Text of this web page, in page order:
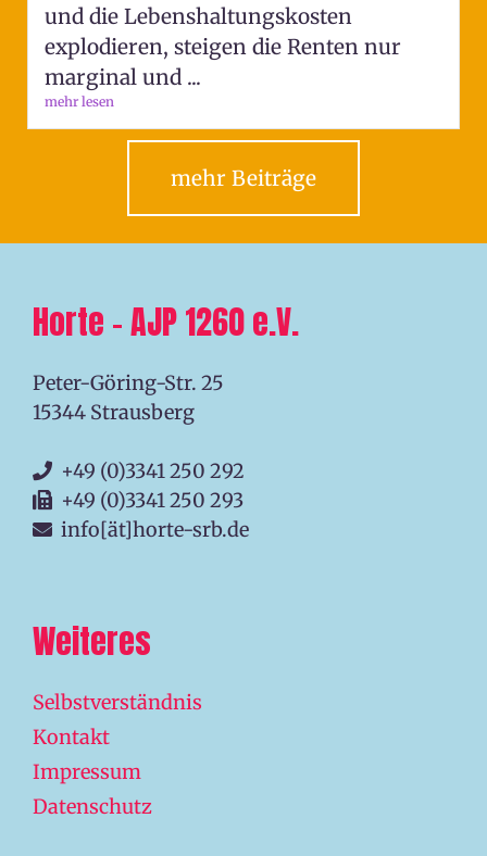
und die Lebenshaltungskosten
explodieren, steigen die Renten nur
marginal und ...
mehr lesen
mehr Beiträge
Horte – AJP 1260 e.V.
Peter-Göring-Str. 25
15344 Strausberg
+49 (0)3341 250 292
+49 (0)3341 250 293
info[ät]horte-srb.de
Weiteres
Selbstverständnis
Kontakt
Impressum
Datenschutz